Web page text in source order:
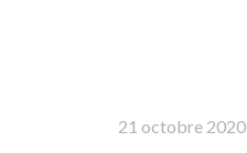
21 octobre 2020